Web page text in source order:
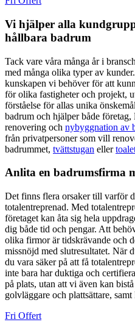
Vi hjälper alla
hållbara badrum
Tack vare våra många år i
med många olika typer av
kunskapen vi behöver för att
för olika fastigheter och projekt,
förståelse för allas unika
badrum och hjälper både
renovering och nybyggnation av
från privatpersoner som vill
badrummet, tvättstugan eller
Anlita en badrumsfirma
Det finns flera orsaker till varför
totalentreprenad. Med
företaget kan åta sig hela
dig både tid och pengar. Att
olika firmor är tidskrävande och
missnöjd med slutresultatet. När
du vara säker på att få
inte bara har duktiga och
på plats, utan att vi även kan
golvläggare och plattsättare,
Fri Offert